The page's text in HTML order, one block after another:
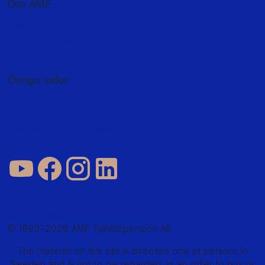
Om AMF
Övriga sidor
© 1993–2026 AMF Tjänstepension AB
The material on this site is directed only at persons in